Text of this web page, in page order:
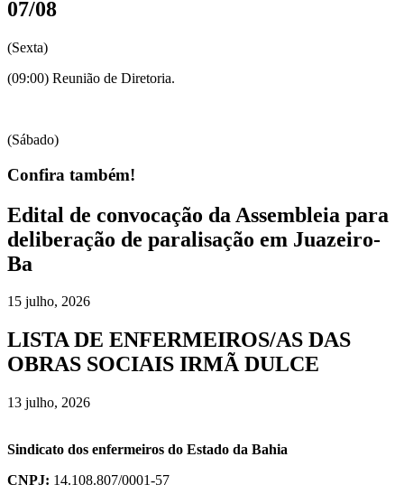
07/08
(Sexta)
(09:00) Reunião de Diretoria.
(Sábado)
Confira também!
Edital de convocação da Assembleia para
deliberação de paralisação em Juazeiro-
Ba
15 julho, 2026
LISTA DE ENFERMEIROS/AS DAS
OBRAS SOCIAIS IRMÃ DULCE
13 julho, 2026
Sindicato dos enfermeiros do Estado da Bahia
CNPJ: 14.108.807/0001-57